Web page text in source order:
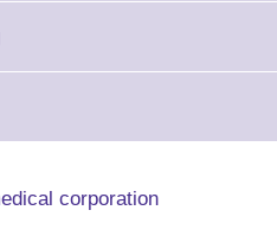
corporation